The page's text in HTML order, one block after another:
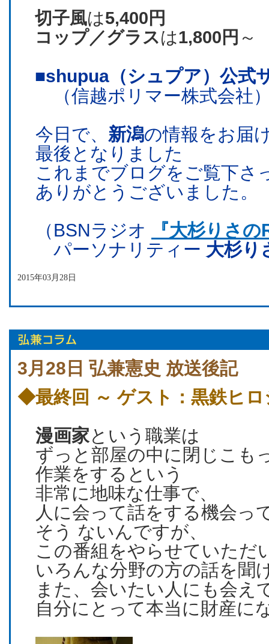
切子風は5,400円
コップ／グラスは1,800円 ～
■shupua（シュプア）公式
（信越ポリマー株式会社
今日で、 新潟の情報をお届
最後となりました
これまでブログをご覧下さ
ありがとうございました。
（BSNラジオ
『大杉りさ
パーソナリティー 大杉り
2015年03月28日
3月28日 弘兼憲史 放送後記
◆最終回 ～ ゲスト：黒鉄ヒ
漫画家という職業は
ずっと部屋の中に閉じこも
作業をするという
非常に地味な仕事で、
人に会って話をする機会っ
そう ないんですが、
この番組をやらせていただ
いろんな分野の方の話を聞
また、会いたい人にも会え
自分にとって本当に財産に